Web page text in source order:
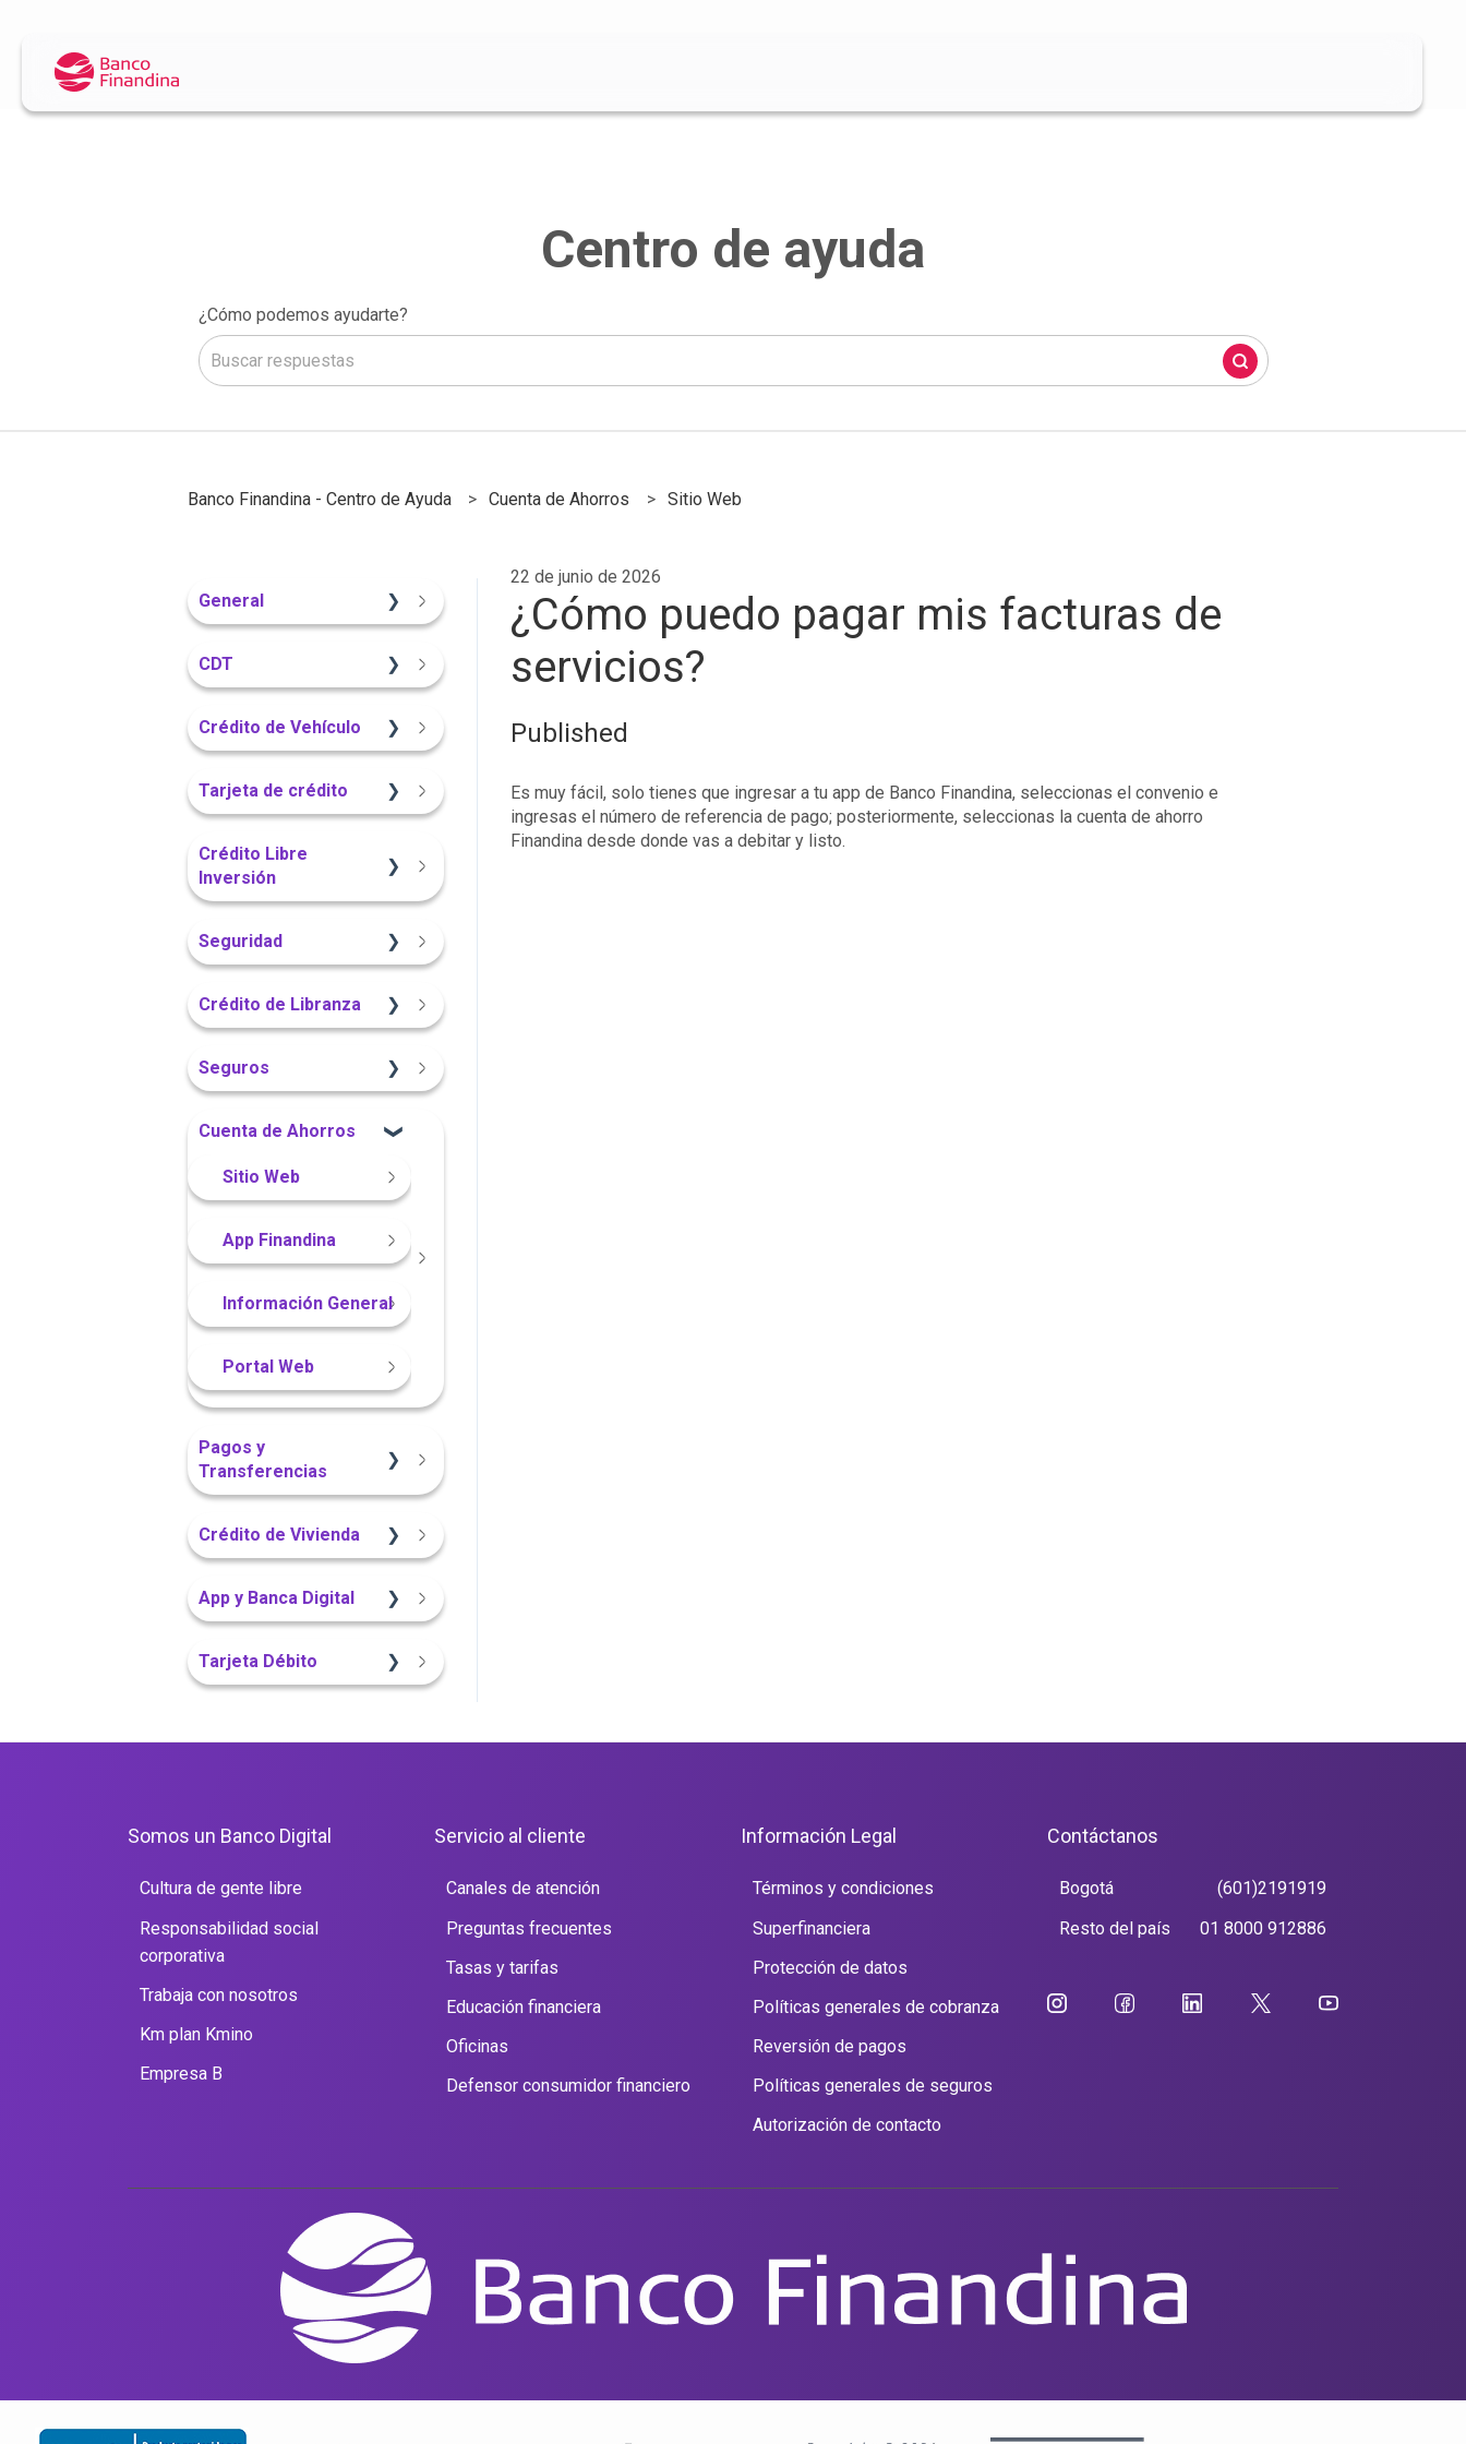
¿Cómo podemos ayudarte?
Banco Finandina - Centro de Ayuda Cuenta de Ahorros Sitio Web
22 de junio de 2026
¿Cómo puedo pagar mis facturas de
servicios?
Published
Es muy fácil, solo tienes que ingresar a tu app de Banco Finandina, seleccionas el convenio e
ingresas el número de referencia de pago; posteriormente, seleccionas la cuenta de ahorro
Finandina desde donde vas a debitar y listo.
General
CDT
Crédito de Vehículo
Portal Web
App Finandina
Tarjeta de crédito
App Finandina
Información General
Portal Web
Crédito Libre
Inversión
Seguridad
Crédito de Libranza
Portal Web
Seguros
Sitio Web
Cuenta de Ahorros
Sitio Web
App Finandina
Información General
Portal Web
Pagos y
Transferencias
Crédito de Vivienda
App y Banca Digital
Tarjeta Débito
Somos un Banco Digital
Cultura de gente libre
Responsabilidad social
corporativa
Trabaja con nosotros
Km plan Kmino
Empresa B
Servicio al cliente
Canales de atención
Preguntas frecuentes
Tasas y tarifas
Educación financiera
Oficinas
Defensor consumidor financiero
Información Legal
Términos y condiciones
Superfinanciera
Protección de datos
Políticas generales de cobranza
Reversión de pagos
Políticas generales de seguros
Autorización de contacto
Contáctanos
Bogotá
(601)2191919
Resto del país
01 8000 912886